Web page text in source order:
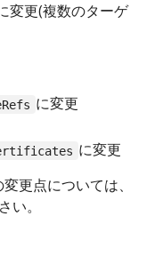
変更(複数のターゲ
に変更
に変更
更点については、
い。